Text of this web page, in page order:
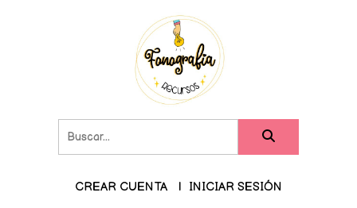
CREAR CUENTA INICIAR SESIÓN